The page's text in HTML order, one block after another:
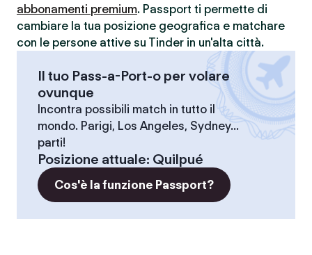
abbonamenti premium. Passport ti permette di
cambiare la tua posizione geografica e matchare
con le persone attive su Tinder in un'alta città.
Il tuo Pass-a-Port-o per volare
ovunque
Incontra possibili match in tutto il
mondo. Parigi, Los Angeles, Sydney...
parti!
Posizione attuale: Quilpué
Cos'è la funzione Passport?